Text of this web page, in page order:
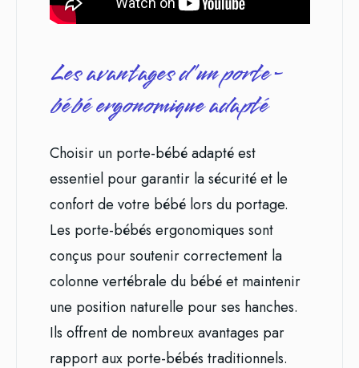
Les avantages d’un porte-
bébé ergonomique adapté
Choisir un porte-bébé adapté est
essentiel pour garantir la sécurité et le
confort de votre bébé lors du portage.
Les porte-bébés ergonomiques sont
conçus pour soutenir correctement la
colonne vertébrale du bébé et maintenir
une position naturelle pour ses hanches.
Ils offrent de nombreux avantages par
rapport aux porte-bébés traditionnels.